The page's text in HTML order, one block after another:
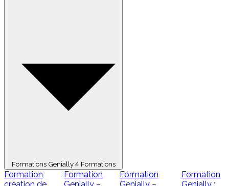
Formations Genially 4 Formations
Formation
Formation
Formation
Formation